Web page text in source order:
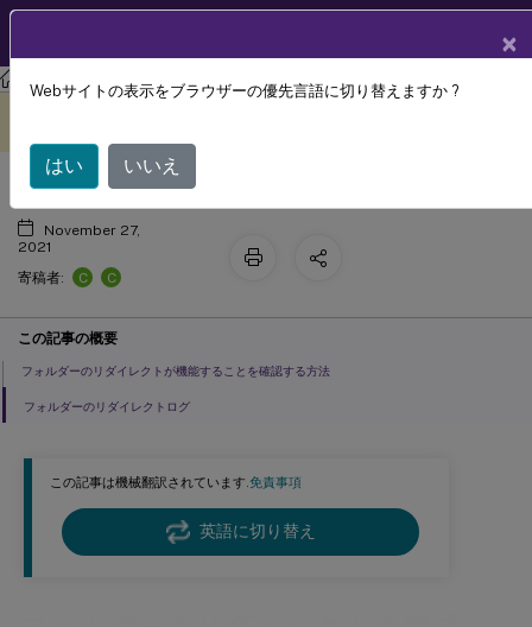
Profile Management Profile Management 2103
この記事は機械翻訳されています.免責事項
英語に切り替え
フォルダーのリダイレクトの構成
November 27,
2021
寄稿者:
C C
この記事の概要
フォルダーのリダイレクトが機能することを確認する方法
フォルダーのリダイレクトログ
×
Webサイトの表示をブラウザーの優先言語に切り替えますか ?
はい いいえ